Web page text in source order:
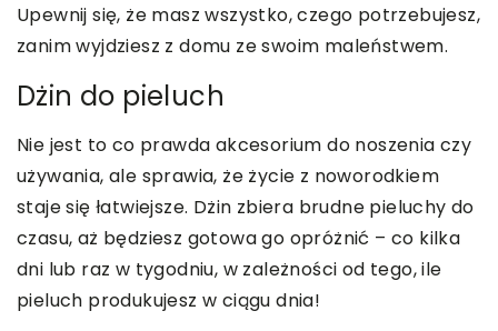
Upewnij się, że masz wszystko, czego potrzebujesz,
zanim wyjdziesz z domu ze swoim maleństwem.
Dżin do pieluch
Nie jest to co prawda akcesorium do noszenia czy
używania, ale sprawia, że życie z noworodkiem
staje się łatwiejsze. Dżin zbiera brudne pieluchy do
czasu, aż będziesz gotowa go opróżnić – co kilka
dni lub raz w tygodniu, w zależności od tego, ile
pieluch produkujesz w ciągu dnia!